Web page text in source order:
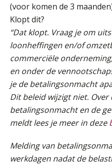
(voor komen de 3
Klopt dit?
“Dat klopt. Vraag je om
loonheffingen en/of
commerciële
en onder de
je de betalingsonmacht
Dit beleid wijzigt niet. Over
betalingsonmacht en de
meldt lees je meer in deze
Melding van
werkdagen nadat de
09
SEP
16
SEP
MOCuitgevers
17
SEP
MOCuitgevers
SEP